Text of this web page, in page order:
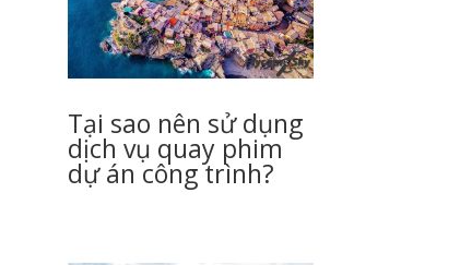
Tại sao nên sử dụng
dịch vụ quay phim
dự án công trình?